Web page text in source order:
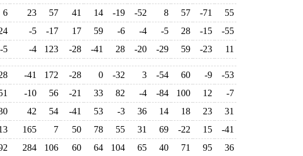
6 23 57 41 14 -19 -52 8 57 -71
55
-5 -17 17 59 -6 -4 -5 28 -15
-55
-5 -4 123 -28 -41 28 -20 -29 59 -23 11
-41 172 -28 0 -32 3 -54 60 -9
-53
-10 56 -21 33 82 -4 -84 100 12
-7
42 54 -41 53 -3 36 14 18 23
31
165 7 50 78 55 31 69 -22 15
-41
284 106 60 64 104 65 40 71 95 36